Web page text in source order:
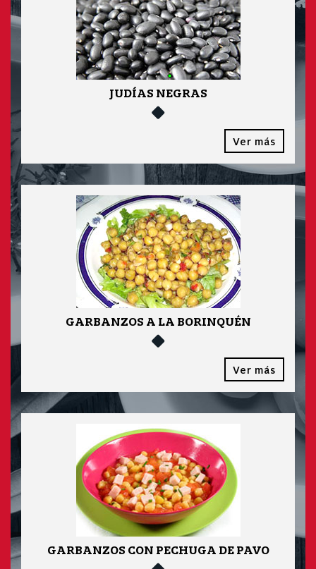
JUDÍAS NEGRAS
Ver más
GARBANZOS A LA BORINQUÉN
Ver más
GARBANZOS CON PECHUGA DE PAVO